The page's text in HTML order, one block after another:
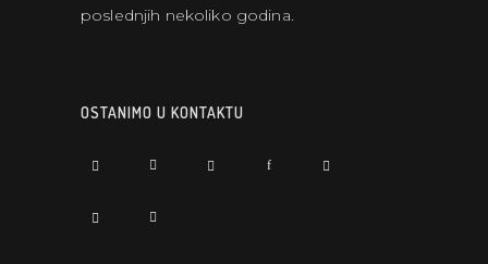
poslednjih nekoliko godina.
OSTANIMO U KONTAKTU